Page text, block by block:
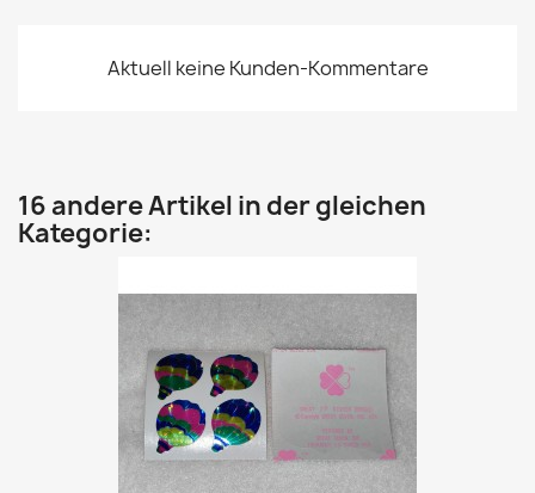
Aktuell keine Kunden-Kommentare
16 andere Artikel in der gleichen
Kategorie: